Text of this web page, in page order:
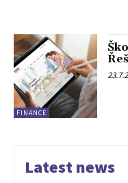
FINANCE
Latest news